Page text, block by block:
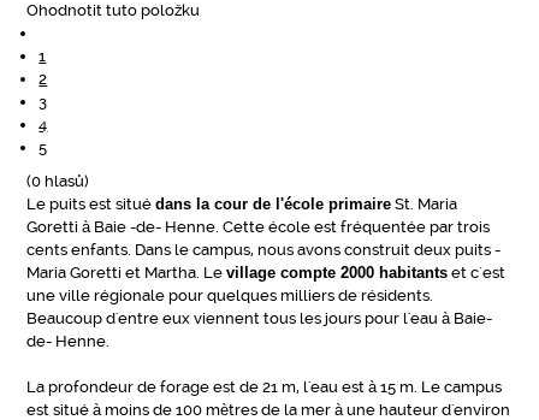
Ohodnotit tuto položku
1
2
3
4
5
(0 hlasů)
Le puits est situédans la cour de l'école primaire St. Maria
Goretti à Baie -de- Henne. Cette école est fréquentée par trois
cents enfants. Dans le campus, nous avons construit deux puits -
Maria Goretti et Martha. Levillage compte 2000 habitants et c´est
une ville régionale pour quelques milliers de résidents.
Beaucoup d'entre eux viennent tous les jours pour l'eau à Baie-
de- Henne.
La profondeur de forage est de 21 m, l'eau est à 15 m. Le campus
est situé à moins de 100 mètres de la mer à une hauteur d'environ